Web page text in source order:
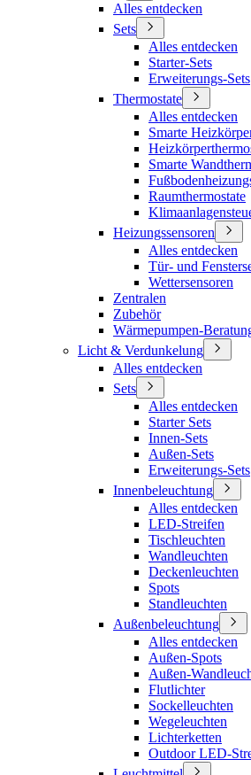
Alles entdecken
Sets
Alles entdecken
Starter-Sets
Erweiterungs-Sets
Thermostate
Alles entdecken
Smarte
Smarte
Raumthermostate
Heizungssensoren
Alles entdecken
Tür- und
Wettersensoren
Zentralen
Zubehör
Wärmepumpen-
Licht & Verdunkelung
Alles entdecken
Sets
Alles entdecken
Starter Sets
Innen-Sets
Außen-Sets
Erweiterungs-Sets
Innenbeleuchtung
Alles entdecken
LED-Streifen
Tischleuchten
Wandleuchten
Deckenleuchten
Spots
Standleuchten
Außenbeleuchtung
Alles entdecken
Außen-Spots
Außen-
Flutlichter
Sockelleuchten
Wegeleuchten
Lichterketten
Outdoor LED-